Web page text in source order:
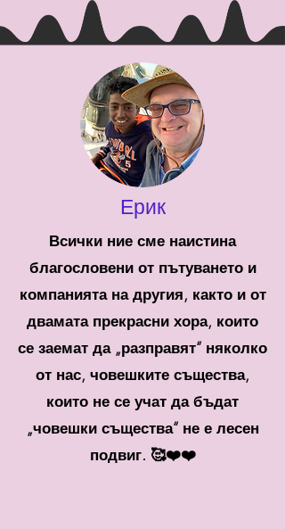
Ерик
Всички ние сме наистина
благословени от пътуването и
компанията на другия, както и от
двамата прекрасни хора, които
се заемат да „разправят“ няколко
от нас, човешките същества,
които не се учат да бъдат
„човешки същества“ не е лесен
подвиг. 🥰❤️❤️